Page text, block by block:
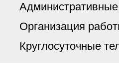
Организация
Круглосуточные